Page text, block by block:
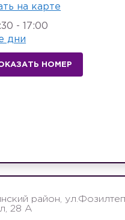
на карте
- 17:00
дни
НОМЕР
район,
28 А